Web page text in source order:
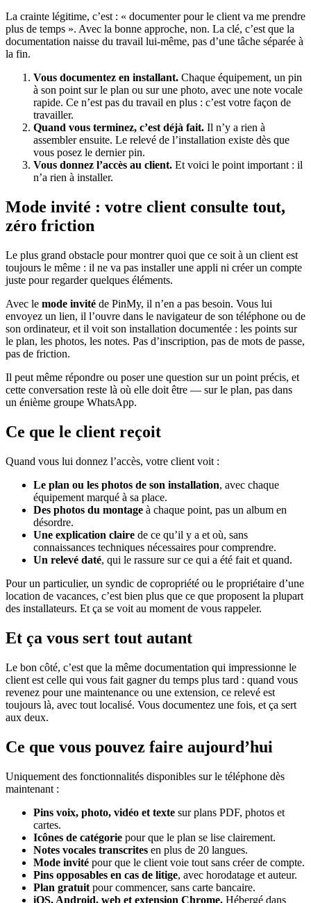
La crainte légitime, c’est : « documenter pour le client va me prendre
plus de temps ». Avec la bonne approche, non. La clé, c’est que la
documentation naisse du travail lui-même, pas d’une tâche séparée à
la fin.
Vous documentez en installant. Chaque équipement, un pin
à son point sur le plan ou sur une photo, avec une note vocale
rapide. Ce n’est pas du travail en plus : c’est votre façon de
travailler.
Quand vous terminez, c’est déjà fait. Il n’y a rien à
assembler ensuite. Le relevé de l’installation existe dès que
vous posez le dernier pin.
Vous donnez l’accès au client. Et voici le point important : il
n’a rien à installer.
Mode invité : votre client consulte tout,
zéro friction
Le plus grand obstacle pour montrer quoi que ce soit à un client est
toujours le même : il ne va pas installer une appli ni créer un compte
juste pour regarder quelques éléments.
Avec le mode invité de PinMy, il n’en a pas besoin. Vous lui
envoyez un lien, il l’ouvre dans le navigateur de son téléphone ou de
son ordinateur, et il voit son installation documentée : les points sur
le plan, les photos, les notes. Pas d’inscription, pas de mots de passe,
pas de friction.
Il peut même répondre ou poser une question sur un point précis, et
cette conversation reste là où elle doit être — sur le plan, pas dans
un énième groupe WhatsApp.
Ce que le client reçoit
Quand vous lui donnez l’accès, votre client voit :
Le plan ou les photos de son installation, avec chaque
équipement marqué à sa place.
Des photos du montage à chaque point, pas un album en
désordre.
Une explication claire de ce qu’il y a et où, sans
connaissances techniques nécessaires pour comprendre.
Un relevé daté, qui le rassure sur ce qui a été fait et quand.
Pour un particulier, un syndic de copropriété ou le propriétaire d’une
location de vacances, c’est bien plus que ce que proposent la plupart
des installateurs. Et ça se voit au moment de vous rappeler.
Et ça vous sert tout autant
Le bon côté, c’est que la même documentation qui impressionne le
client est celle qui vous fait gagner du temps plus tard : quand vous
revenez pour une maintenance ou une extension, ce relevé est
toujours là, avec tout localisé. Vous documentez une fois, et ça sert
aux deux.
Ce que vous pouvez faire aujourd’hui
Uniquement des fonctionnalités disponibles sur le téléphone dès
maintenant :
Pins voix, photo, vidéo et texte sur plans PDF, photos et
cartes.
Icônes de catégorie pour que le plan se lise clairement.
Notes vocales transcrites en plus de 20 langues.
Mode invité pour que le client voie tout sans créer de compte.
Pins opposables en cas de litige, avec horodatage et auteur.
Plan gratuit pour commencer, sans carte bancaire.
iOS, Android, web et extension Chrome. Hébergé dans